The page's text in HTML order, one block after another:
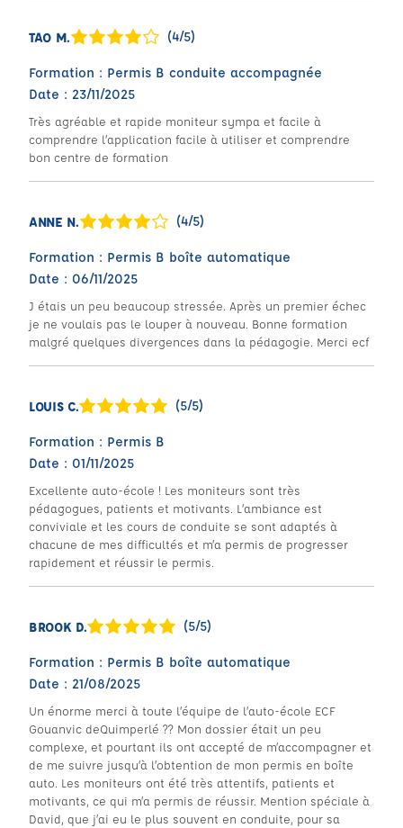
TAO M. (4/5)
Formation : Permis B conduite accompagnée
Date : 23/11/2025
Très agréable et rapide moniteur sympa et facile à
comprendre l’application facile à utiliser et comprendre
bon centre de formation
ANNE N. (4/5)
Formation : Permis B boîte automatique
Date : 06/11/2025
J étais un peu beaucoup stressée. Après un premier échec
je ne voulais pas le louper à nouveau. Bonne formation
malgré quelques divergences dans la pédagogie. Merci ecf
LOUIS C. (5/5)
Formation : Permis B
Date : 01/11/2025
Excellente auto-école ! Les moniteurs sont très
pédagogues, patients et motivants. L’ambiance est
conviviale et les cours de conduite se sont adaptés à
chacune de mes difficultés et m’a permis de progresser
rapidement et réussir le permis.
BROOK D. (5/5)
Formation : Permis B boîte automatique
Date : 21/08/2025
Un énorme merci à toute l’équipe de l’auto-école ECF
Gouanvic deQuimperlé ?? Mon dossier était un peu
complexe, et pourtant ils ont accepté de m’accompagner et
de me suivre jusqu’à l’obtention de mon permis en boîte
auto. Les moniteurs ont été très attentifs, patients et
motivants, ce qui m’a permis de réussir. Mention spéciale à
David, que j’ai eu le plus souvent en conduite, pour sa